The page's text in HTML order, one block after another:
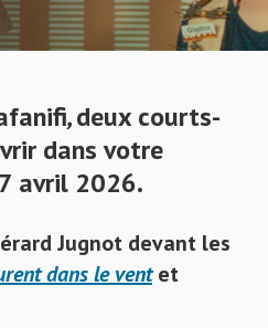
,deuxcourts-
dans votre
avril 2026.
Jugnot devant les
dans le ventet